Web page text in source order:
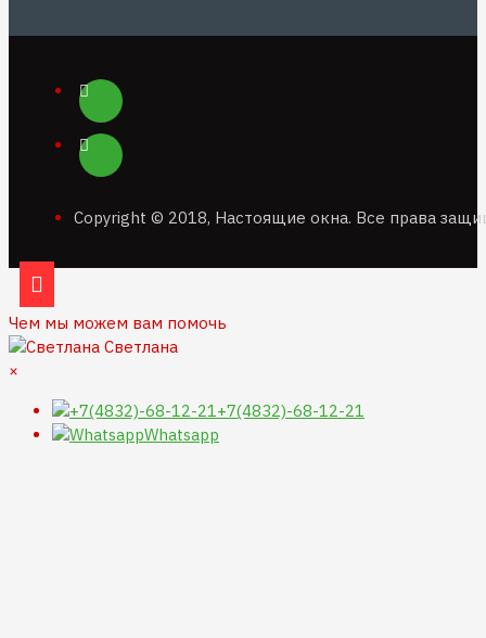
Copyright © 2018, Настоящие окна. Все права
Чем мы можем вам помочь
Светлана
×
+7(4832)-68-12-21
Whatsapp